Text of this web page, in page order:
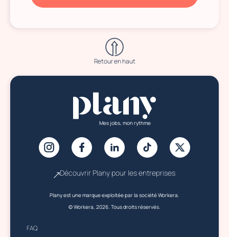
Retour en haut
Mes jobs, mon rythme
Découvrir Plany pour les entreprises
Plany est une marque exploitée par la société Workera.
© Workera, 2026. Tous droits réservés.
FAQ